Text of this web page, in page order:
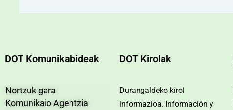
DOT Komunikabideak
Nortzuk gara
Komunikaio Agentzia
DOT Kirolak
Durangaldeko kirol
informazioa. Información y